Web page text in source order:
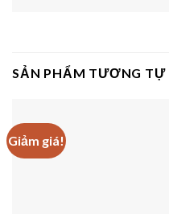
SẢN PHẨM TƯƠNG TỰ
Giảm giá!